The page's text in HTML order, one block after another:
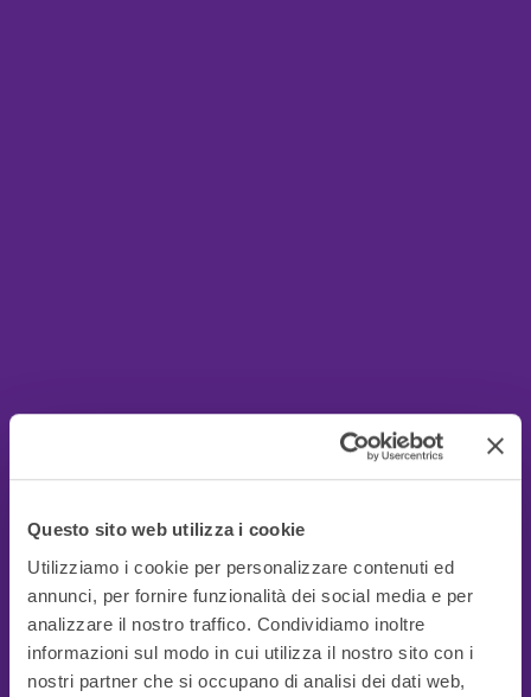
Questo sito web utilizza i cookie
Utilizziamo i cookie per personalizzare contenuti ed
annunci, per fornire funzionalità dei social media e per
analizzare il nostro traffico. Condividiamo inoltre
informazioni sul modo in cui utilizza il nostro sito con i
nostri partner che si occupano di analisi dei dati web,